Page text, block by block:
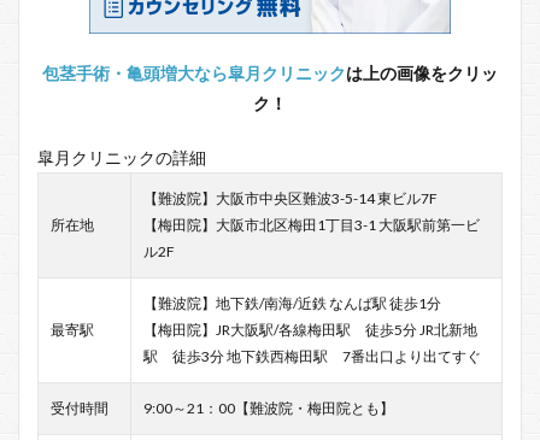
包茎手術・亀頭増大なら皐月クリニックは上の画像をクリッ
ク！
皐月クリニックの詳細
所在地
【難波院】大阪市中央区難波3-5-14 東ビル7F
【梅田院】大阪市北区梅田1丁目3-1 大阪駅前第一ビ
ル2F
最寄駅
【難波院】地下鉄/南海/近鉄 なんば駅 徒歩1分
【梅田院】JR大阪駅/各線梅田駅 徒歩5分 JR北新地
駅 徒歩3分 地下鉄西梅田駅 7番出口より出てすぐ
受付時間 9:00～21：00【難波院・梅田院とも】